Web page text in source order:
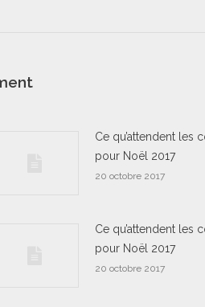
Ce qu’attendent les
pour Noël 2017
20 octobre 2017
Ce qu’attendent les
pour Noël 2017
20 octobre 2017